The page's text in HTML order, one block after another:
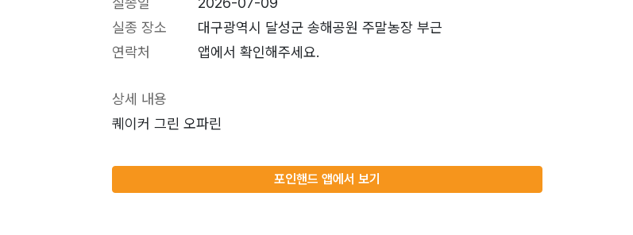
실종 장소
대구광역시 달성군 송해공원 주말농장 부근
연락처
앱에서 확인해주세요.
상세 내용
퀘이커 그린 오파린
포인핸드 앱에서 보기